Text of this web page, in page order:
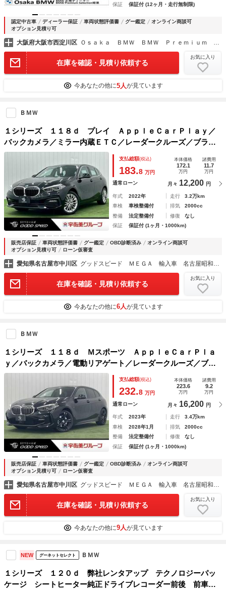
保証
保証付 (12ヶ月・走行無制限)
認定中古車 ディーラー保証 車両状態評価書 グー鑑定
オンライン商談可
オプション見積り可
大阪府大阪市西淀川区 Ｏｓａｋａ ＢＭＷ ＢＭＷ Ｐｒｅｍｉｕｍ Ｓｅｌｅｃｔｉｏｎ 姫里
在庫を確認・見積り依頼する
お気に入り
今あなたの他に5人が見ています
ＢＭＷ
１シリーズ １１８ｄ プレイ ＡｐｐｌｅＣａｒＰｌａｙ／
バックカメラ／ミラー内蔵ＥＴＣ／レーダークルーズ／ブライ
ンドスポット／クリアランスソナー／オートマチックハイビー
ム／ドライブレコーダー／ワイヤレス充電／電動リアゲート／
支払総額(税込)
183.8 万円
本体価格
172.1
万円
諸費用
11.7
万円
通常ローン 月々 12,200 円
年式 2022年 走行
3.2万km
車検
車検整備付 排気
2000cc
整備
法定整備付 修復
なし
保証
保証付 (1ヶ月・1000km)
販売店保証 車両状態評価書 グー鑑定 OBD診断済み
オンライン商談可
オプション見積り可
ローン仮審査
愛知県名古屋市中川区 グッドスピード ＭＥＧＡ 輸入車 名古屋昭和橋店
在庫を確認・見積り依頼する
お気に入り
今あなたの他に6人が見ています
ＢＭＷ
１シリーズ １１８ｄ Ｍスポーツ ＡｐｐｌｅＣａｒＰｌａ
ｙ／バックカメラ／電動リアゲート／レーダークルーズ／ブラ
インドスポット／クリアランスソナー／ワイヤレス充電／シー
トメモリ／アイドリングストップ／ステアリングリモコン／
支払総額(税込)
232.8 万円
本体価格
223.6
万円
諸費用
9.2
万円
通常ローン 月々 16,200 円
年式 2023年 走行
3.4万km
車検
2028年1月 排気
2000cc
整備
法定整備付 修復
なし
保証
保証付 (1ヶ月・1000km)
販売店保証 車両状態評価書 グー鑑定 OBD診断済み
オンライン商談可
オプション見積り可
ローン仮審査
愛知県名古屋市中川区
在庫を確認・見積り依頼する
お気に入り
今あなたの他に9人が見ています
NEW グーネットセレクト ＢＭＷ
１シリーズ １２０ｄ 弊社レンタアップ テクノロジーパッ
ケージ シートヒーター純正ドライブレコーダー前後 前車追